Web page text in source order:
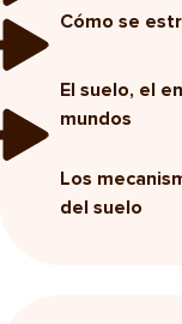
Cómo se
El suelo, el
mundos
Los
del suelo